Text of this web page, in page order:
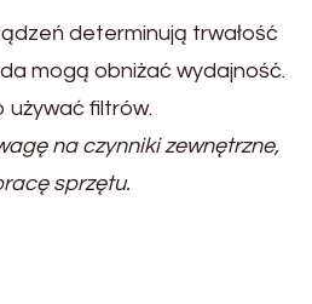
determinują trwałość
mogą obniżać wydajność.
filtrów.
na czynniki zewnętrzne,
sprzętu.